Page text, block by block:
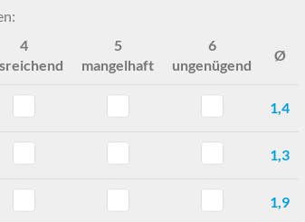
4
5
mangelhaft
6
ungenügend
Ø
1,4
1,3
1,9